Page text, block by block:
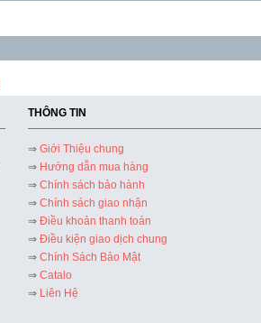
THÔNG TIN
⇒ Giới Thiệu chung
⇒ Hướng dẫn mua hàng
⇒ Chính sách bảo hành
⇒ Chính sách giao nhận
⇒ Điều khoản thanh toán
⇒ Điều kiện giao dịch chung
⇒ Chính Sách Bảo Mật
⇒ Catalo
⇒ Liên Hệ